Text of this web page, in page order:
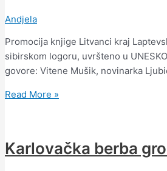
Andjela
Promocija knjige Litvanci kraj
sibirskom logoru, uvršteno u
govore: Vitene Mušik, novinarka
Read More »
Karlovačka berba